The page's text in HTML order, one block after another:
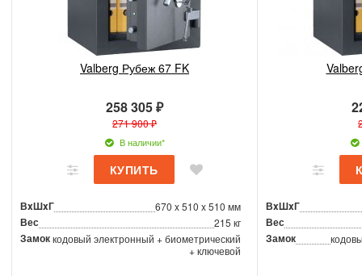
Valberg Рубеж 67 FK
258 305 ₽
271 900 ₽
В наличии*
ВxШxГ 670 x 510 x 510 мм
Вес 215 кг
Замоккодовый электронный + биометрический
+ ключевой
ВxШxГ
Вес
Замок